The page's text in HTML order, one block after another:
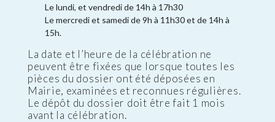
Le lundi, et vendredi de 14h à 17h30
Le mercredi et samedi de 9h à 11h30 et de 14h à
15h.
La date et l’heure de la célébration ne
peuvent être fixées que lorsque toutes les
pièces du dossier ont été déposées en
Mairie, examinées et reconnues régulières.
Le dépôt du dossier doit être fait 1 mois
avant la célébration.